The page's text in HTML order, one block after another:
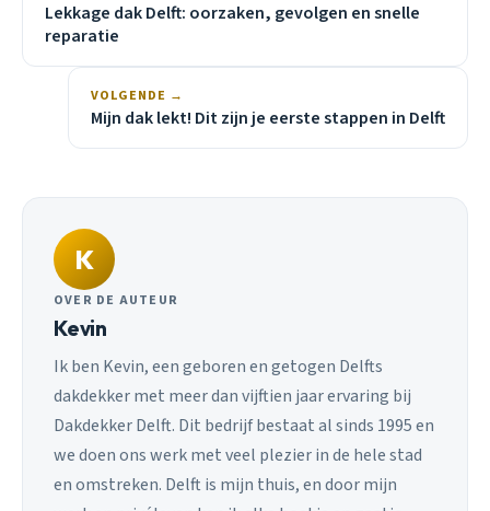
Lekkage dak Delft: oorzaken, gevolgen en snelle
reparatie
VOLGENDE →
Mijn dak lekt! Dit zijn je eerste stappen in Delft
K
OVER DE AUTEUR
Kevin
Ik ben Kevin, een geboren en getogen Delfts
dakdekker met meer dan vijftien jaar ervaring bij
Dakdekker Delft. Dit bedrijf bestaat al sinds 1995 en
we doen ons werk met veel plezier in de hele stad
en omstreken. Delft is mijn thuis, en door mijn